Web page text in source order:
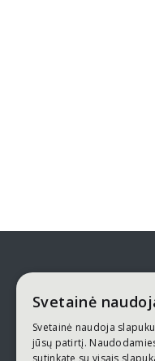
“Kelionių
Svetainė
Svetainė naudoja
jūsų patirtį.
sutinkate su visais